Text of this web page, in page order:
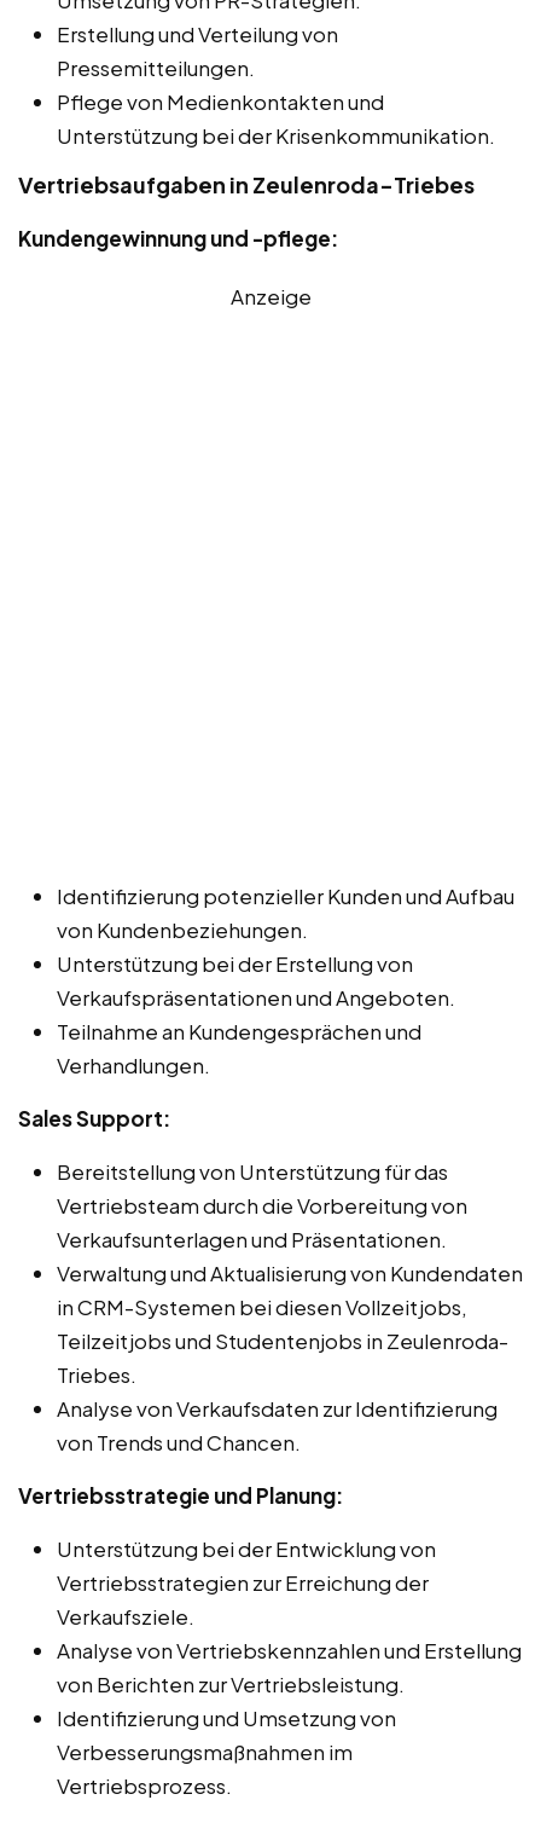
Erstellung und Verteilung von
Pressemitteilungen.
Pflege von Medienkontakten und
Unterstützung bei der Krisenkommunikation.
Vertriebsaufgaben in Zeulenroda-Triebes
Kundengewinnung und -pflege:
Anzeige
Identifizierung potenzieller Kunden und Aufbau
von Kundenbeziehungen.
Unterstützung bei der Erstellung von
Verkaufspräsentationen und Angeboten.
Teilnahme an Kundengesprächen und
Verhandlungen.
Sales Support:
Bereitstellung von Unterstützung für das
Vertriebsteam durch die Vorbereitung von
Verkaufsunterlagen und Präsentationen.
Verwaltung und Aktualisierung von Kundendaten
in CRM-Systemen bei diesen Vollzeitjobs,
Teilzeitjobs und Studentenjobs in Zeulenroda-
Triebes.
Analyse von Verkaufsdaten zur Identifizierung
von Trends und Chancen.
Vertriebsstrategie und Planung:
Unterstützung bei der Entwicklung von
Vertriebsstrategien zur Erreichung der
Verkaufsziele.
Analyse von Vertriebskennzahlen und Erstellung
von Berichten zur Vertriebsleistung.
Identifizierung und Umsetzung von
Verbesserungsmaßnahmen im
Vertriebsprozess.